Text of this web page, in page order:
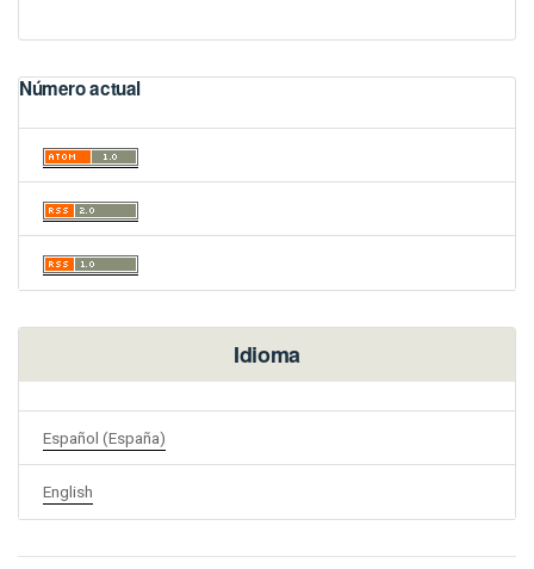
Número actual
Idioma
Español (España)
English